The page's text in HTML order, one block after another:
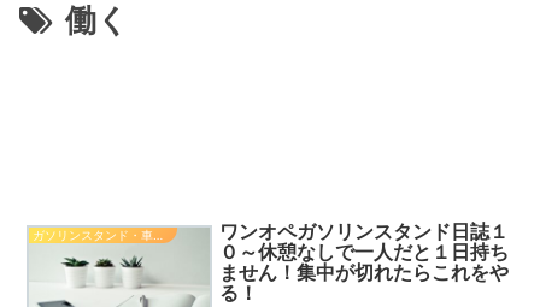
働く
ワンオペガソリンスタンド日誌１
０～休憩なしで一人だと１日持ち
ません！集中が切れたらこれをや
る！